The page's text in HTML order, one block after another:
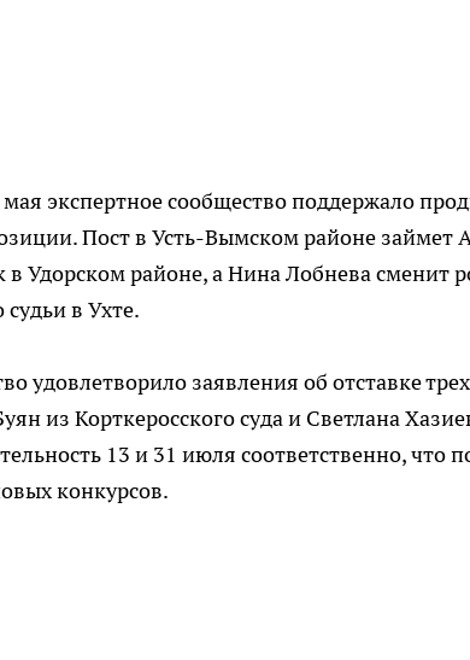
экспертное сообщество поддержало
Пост в Усть-Вымском районе займет
в Удорском районе, а Нина Лобнева сменит
в Ухте.
удовлетворило заявления об отставке
из Корткеросского суда и Светлана
13 и 31 июля соответственно, что
конкурсов.